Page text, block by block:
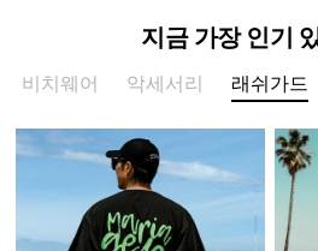
지금 가장 인기
비치웨어 악세서리 래쉬가드